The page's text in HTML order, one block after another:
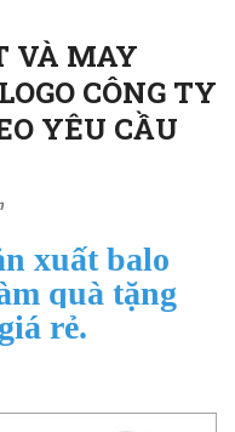
VÀ MAY
CÔNG TY
YÊU CẦU
xuất balo
quà tặng
rẻ.